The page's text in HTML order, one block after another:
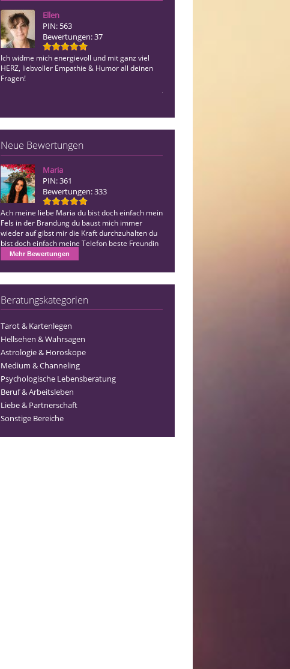
Ellen
PIN: 563
Bewertungen: 37
Ich widme mich energievoll und mit ganz viel
HERZ, liebvoller Empathie & Humor all deinen
Fragen!
Neue Bewertungen
Maria
PIN: 361
Bewertungen: 333
Ach meine liebe Maria du bist doch einfach mein
Fels in der Brandung du baust mich immer
wieder auf gibst mir die Kraft durchzuhalten du
bist doch einfach meine Telefon beste Freundin
danke für alles…
Mehr Bewertungen
Beratungskategorien
Tarot & Kartenlegen
Hellsehen & Wahrsagen
Astrologie & Horoskope
Medium & Channeling
Psychologische Lebensberatung
Beruf & Arbeitsleben
Liebe & Partnerschaft
Sonstige Bereiche